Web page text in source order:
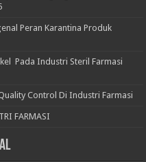
Peran Karantina Produk
Pada Industri Steril Farmasi
Control Di Industri Farmasi
FARMASI